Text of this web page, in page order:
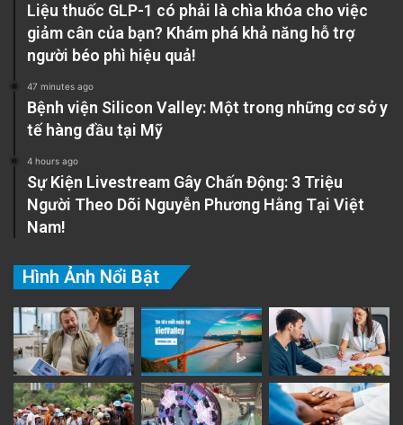
Liệu thuốc GLP-1 có phải là chìa khóa cho việc
giảm cân của bạn? Khám phá khả năng hỗ trợ
người béo phì hiệu quả!
47 minutes ago
Bệnh viện Silicon Valley: Một trong những cơ sở y
tế hàng đầu tại Mỹ
4 hours ago
Sự Kiện Livestream Gây Chấn Động: 3 Triệu
Người Theo Dõi Nguyễn Phương Hằng Tại Việt
Nam!
Hình Ảnh Nổi Bật